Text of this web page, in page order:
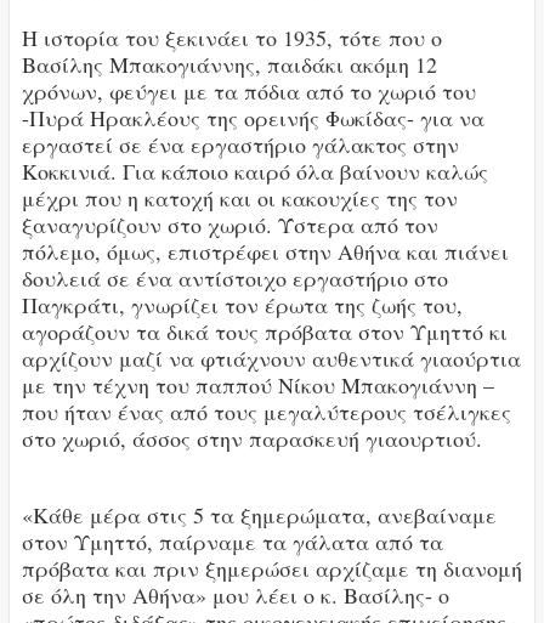
Η ιστορία του ξεκινάει το 1935, τότε που ο
Βασίλης Μπακογιάννης, παιδάκι ακόμη 12
χρόνων, φεύγει με τα πόδια από το χωριό του
-Πυρά Ηρακλέους της ορεινής Φωκίδας- για να
εργαστεί σε ένα εργαστήριο γάλακτος στην
Κοκκινιά. Για κάποιο καιρό όλα βαίνουν καλώς
μέχρι που η κατοχή και οι κακουχίες της τον
ξαναγυρίζουν στο χωριό. Ύστερα από τον
πόλεμο, όμως, επιστρέφει στην Αθήνα και πιάνει
δουλειά σε ένα αντίστοιχο εργαστήριο στο
Παγκράτι, γνωρίζει τον έρωτα της ζωής του,
αγοράζουν τα δικά τους πρόβατα στον Υμηττό κι
αρχίζουν μαζί να φτιάχνουν αυθεντικά γιαούρτια
με την τέχνη του παππού Νίκου Μπακογιάννη –
που ήταν ένας από τους μεγαλύτερους τσέλιγκες
στο χωριό, άσσος στην παρασκευή γιαουρτιού.
«Κάθε μέρα στις 5 τα ξημερώματα, ανεβαίναμε
στον Υμηττό, παίρναμε τα γάλατα από τα
πρόβατα και πριν ξημερώσει αρχίζαμε τη διανομή
σε όλη την Αθήνα» μου λέει ο κ. Βασίλης- ο